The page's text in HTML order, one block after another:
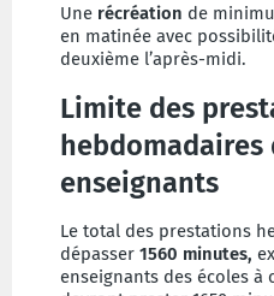
Une récréation de
en matinée avec
deuxième l’après-midi.
Limite des
enseignants
Le total des prestations
dépasser 1560 minutes,
enseignants des écoles à